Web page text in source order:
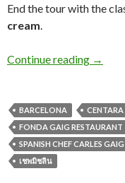
End the tour with the
cream
Continue reading →
BARCELONA
FONDA GAIG RESTAURANT
SPANISH CHEF CARLES GAIG
เชพมิชลิน